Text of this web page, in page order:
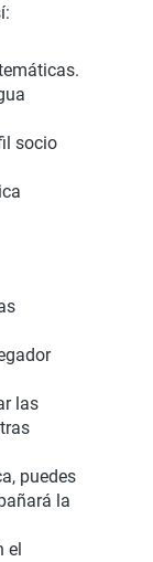
socio
las
puedes
la
el